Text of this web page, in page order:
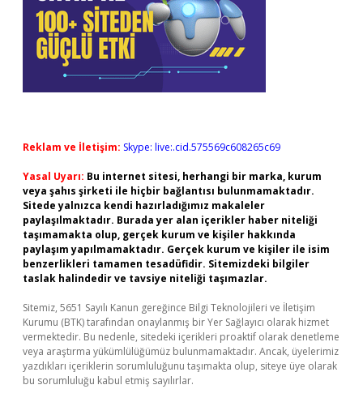
Reklam ve İletişim: Skype: live:.cid.575569c608265c69
Yasal Uyarı: Bu internet sitesi, herhangi bir marka, kurum
veya şahıs şirketi ile hiçbir bağlantısı bulunmamaktadır.
Sitede yalnızca kendi hazırladığımız makaleler
paylaşılmaktadır. Burada yer alan içerikler haber niteliği
taşımamakta olup, gerçek kurum ve kişiler hakkında
paylaşım yapılmamaktadır. Gerçek kurum ve kişiler ile isim
benzerlikleri tamamen tesadüfidir. Sitemizdeki bilgiler
taslak halindedir ve tavsiye niteliği taşımazlar.
Sitemiz, 5651 Sayılı Kanun gereğince Bilgi Teknolojileri ve İletişim
Kurumu (BTK) tarafından onaylanmış bir Yer Sağlayıcı olarak hizmet
vermektedir. Bu nedenle, sitedeki içerikleri proaktif olarak denetleme
veya araştırma yükümlülüğümüz bulunmamaktadır. Ancak, üyelerimiz
yazdıkları içeriklerin sorumluluğunu taşımakta olup, siteye üye olarak
bu sorumluluğu kabul etmiş sayılırlar.